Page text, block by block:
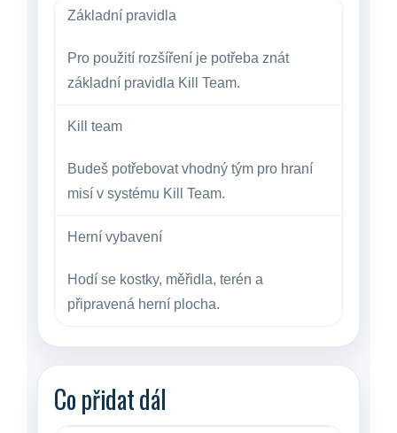
Základní pravidla
Pro použití rozšíření je potřeba znát
základní pravidla Kill Team.
Kill team
Budeš potřebovat vhodný tým pro hraní
misí v systému Kill Team.
Herní vybavení
Hodí se kostky, měřidla, terén a
připravená herní plocha.
Co přidat dál